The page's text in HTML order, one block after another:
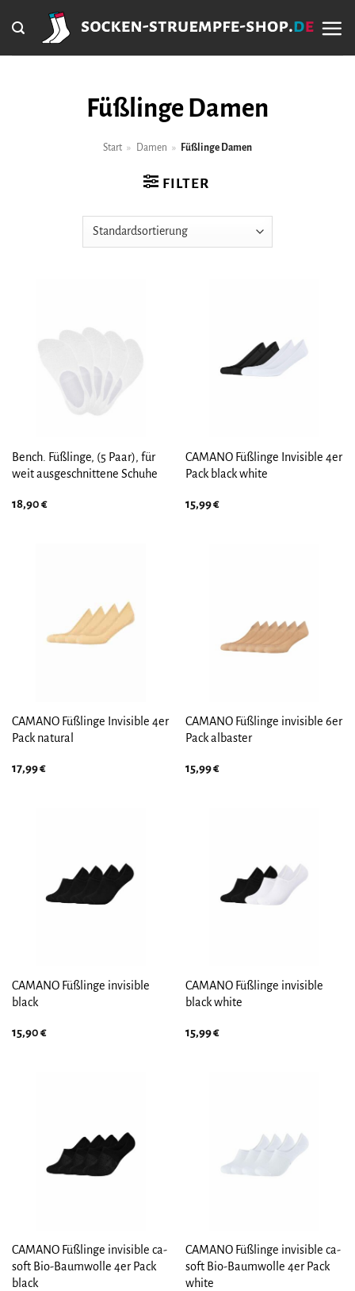
Inhalt
springen
Füßlinge Damen
Start » Damen » Füßlinge Damen
FILTER
Bench. Füßlinge, (5 Paar), für
weit ausgeschnittene Schuhe
18,90€
CAMANO Füßlinge Invisible 4er
Pack black white
15,99€
CAMANO Füßlinge Invisible 4er
Pack natural
17,99€
CAMANO Füßlinge invisible 6er
Pack albaster
15,99€
CAMANO Füßlinge invisible
black
15,90€
CAMANO Füßlinge invisible
black white
15,99€
CAMANO Füßlinge invisible ca-
soft Bio-Baumwolle 4er Pack
black
CAMANO Füßlinge invisible ca-
soft Bio-Baumwolle 4er Pack
white